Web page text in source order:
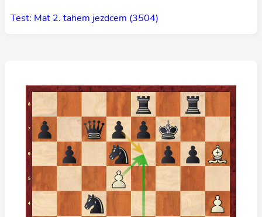
Test: Mat 2. tahem jezdcem (3504)